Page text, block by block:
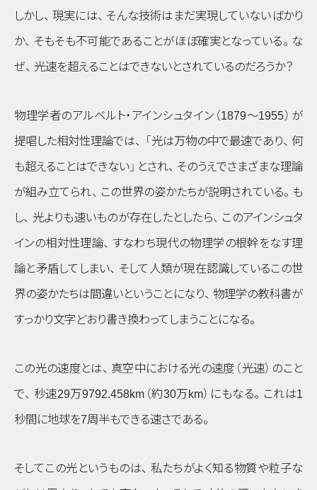
しかし、 現実には、 そんな技術はまだ実現していないばかり
か、 そもそも不可能であることがほぼ確実となっている。 な
ぜ、 光速を超えることはできないとされているのだろうか？
物理学者のアルベルト・アインシュタイン （1879～1955） が
提唱した相対性理論では、 「光は万物の中で最速であり、 何
も超えることはできない」 とされ、 そのうえでさまざまな理論
が組み立てられ、 この世界の姿かたちが説明されている。 も
し、 光よりも速いものが存在したとしたら、 このアインシュタ
インの相対性理論、 すなわち現代の物理学の根幹をなす理
論と矛盾してしまい、 そして人類が現在認識しているこの世
界の姿かたちは間違いということになり、 物理学の教科書が
すっかり文字どおり書き換わってしまうことになる。
この光の速度とは、 真空中における光の速度 （光速） のこと
で、 秒速29万9792.458km （約30万km） にもなる。 これは1
秒間に地球を7周半もできる速さである。
そしてこの光というものは、 私たちがよく知る物質や粒子な